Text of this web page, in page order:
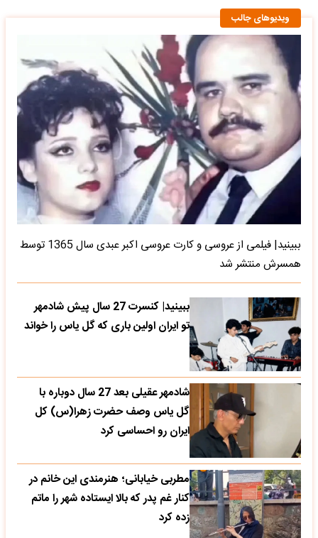
ویدیوهای جالب
ببینید| فیلمی از عروسی و کارت عروسی اکبر عبدی سال 1365 توسط
همسرش منتشر شد
ببینید| کنسرت 27 سال پیش شادمهر
تو ایران اولین باری که گل یاس را خواند
شادمهر عقیلی بعد 27 سال دوباره با
گل یاس وصف حضرت زهرا(س) کل
ایران رو احساسی کرد
مطربی خیابانی؛ هنرمندی این خانم در
کنار غم پدر که بالا ایستاده شهر را ماتم
زده کرد